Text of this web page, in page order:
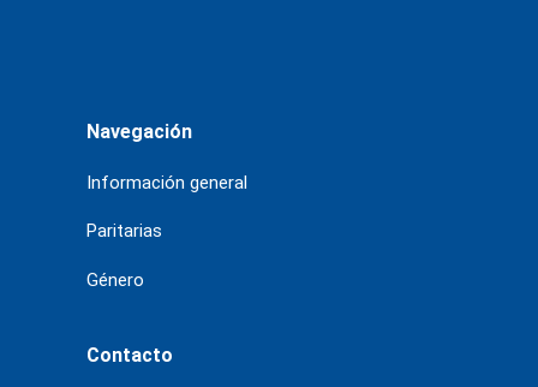
Navegación
Información general
Paritarias
Género
Contacto